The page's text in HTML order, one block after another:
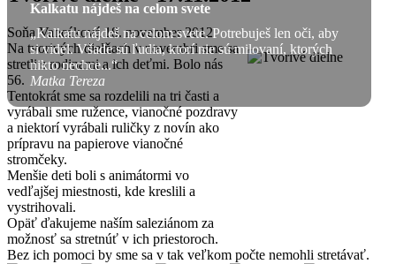
Kalkatu nájdeš na celom svete
„Kalkatu nájdeš na celom svete. Potrebuješ len oči, aby
si videl. Všade sú ľudia, ktorí nie sú milovaní, ktorých
nikto nechce...“
Matka Tereza
Soňa Vancáková 18. november 2012
Na tvorivých dielňach v novembri sme sa
stretli s rodinami a ich deťmi. Bolo nás
56.
Tentokrát sme sa rozdelili na tri časti a
vyrábali sme ružence, vianočné pozdravy
a niektorí vyrábali ruličky z novín ako
prípravu na papierove vianočné
stromčeky.
Menšie deti boli s animátormi vo
vedľajšej miestnosti, kde kreslili a
vystrihovali.
Opäť ďakujeme naším saleziánom za
možnosť sa stretnúť v ich priestoroch.
Bez ich pomoci by sme sa v tak veľkom počte nemohli stretávať.